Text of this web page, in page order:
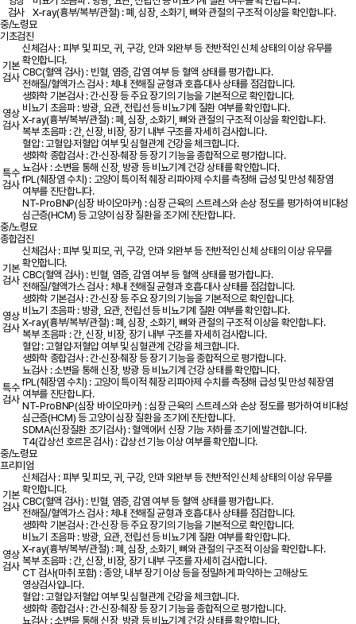
검사
X-ray(흉부/복부/관절) : 폐, 심장, 소화기, 뼈와 관절의 구조적 이상을 확인합니다.
중/노령묘
기초검진
기본
검사
신체검사 : 피부 및 피모, 귀, 구강, 안과 외완부 등 전반적인 신체 상태의 이상 유무를
확인합니다.
CBC(혈액 검사) : 빈혈, 염증, 감염 여부 등 혈액 상태를 평가합니다.
전해질/혈액가스 검사 : 체내 전해질 균형과 호흡·대사 상태를 점검합니다.
생화학 기본검사 : 간·신장 등 주요 장기의 기능을 기본적으로 확인합니다.
영상
검사
비뇨기 초음파 : 방광, 요관, 전립선 등 비뇨기계 질환 여부를 확인합니다.
X-ray(흉부/복부/관절) : 폐, 심장, 소화기, 뼈와 관절의 구조적 이상을 확인합니다.
복부 초음파 : 간, 신장, 비장, 장기 내부 구조를 자세히 검사합니다.
특수
검사
혈압 : 고혈압·저혈압 여부 및 심혈관계 건강을 체크합니다.
생화학 종합검사 : 간·신장·췌장 등 장기 기능을 종합적으로 평가합니다.
뇨검사 : 소변을 통해 신장, 방광 등 비뇨기계 건강 상태를 확인합니다.
fPL(췌장염 수치) : 고양이 특이적 췌장 리파아제 수치를 측정해 급성 및 만성 췌장염
여부를 진단합니다.
NT-ProBNP(심장 바이오마커) : 심장 근육의 스트레스와 손상 정도를 평가하여 비대성
심근증(HCM) 등 고양이 심장 질환을 조기에 진단합니다.
중/노령묘
종합검진
기본
검사
신체검사 : 피부 및 피모, 귀, 구강, 안과 외완부 등 전반적인 신체 상태의 이상 유무를
확인합니다.
CBC(혈액 검사) : 빈혈, 염증, 감염 여부 등 혈액 상태를 평가합니다.
전해질/혈액가스 검사 : 체내 전해질 균형과 호흡·대사 상태를 점검합니다.
생화학 기본검사 : 간·신장 등 주요 장기의 기능을 기본적으로 확인합니다.
영상
검사
비뇨기 초음파 : 방광, 요관, 전립선 등 비뇨기계 질환 여부를 확인합니다.
X-ray(흉부/복부/관절) : 폐, 심장, 소화기, 뼈와 관절의 구조적 이상을 확인합니다.
복부 초음파 : 간, 신장, 비장, 장기 내부 구조를 자세히 검사합니다.
특수
검사
혈압 : 고혈압·저혈압 여부 및 심혈관계 건강을 체크합니다.
생화학 종합검사 : 간·신장·췌장 등 장기 기능을 종합적으로 평가합니다.
뇨검사 : 소변을 통해 신장, 방광 등 비뇨기계 건강 상태를 확인합니다.
fPL(췌장염 수치) : 고양이 특이적 췌장 리파아제 수치를 측정해 급성 및 만성 췌장염
여부를 진단합니다.
NT-ProBNP(심장 바이오마커) : 심장 근육의 스트레스와 손상 정도를 평가하여 비대성
심근증(HCM) 등 고양이 심장 질환을 조기에 진단합니다.
SDMA(신장질환 조기검사) : 혈액에서 신장 기능 저하를 조기에 발견합니다.
T4(갑상선 호르몬 검사) : 갑상선 기능 이상 여부를 확인합니다.
중/노령묘
프리미엄
기본
검사
신체검사 : 피부 및 피모, 귀, 구강, 안과 외완부 등 전반적인 신체 상태의 이상 유무를
확인합니다.
CBC(혈액 검사) : 빈혈, 염증, 감염 여부 등 혈액 상태를 평가합니다.
전해질/혈액가스 검사 : 체내 전해질 균형과 호흡·대사 상태를 점검합니다.
생화학 기본검사 : 간·신장 등 주요 장기의 기능을 기본적으로 확인합니다.
영상
검사
비뇨기 초음파 : 방광, 요관, 전립선 등 비뇨기계 질환 여부를 확인합니다.
X-ray(흉부/복부/관절) : 폐, 심장, 소화기, 뼈와 관절의 구조적 이상을 확인합니다.
복부 초음파 : 간, 신장, 비장, 장기 내부 구조를 자세히 검사합니다.
CT 검사(마취 포함) : 종양, 내부 장기 이상 등을 정밀하게 파악하는 고해상도
영상검사입니다.
혈압 : 고혈압·저혈압 여부 및 심혈관계 건강을 체크합니다.
생화학 종합검사 : 간·신장·췌장 등 장기 기능을 종합적으로 평가합니다.
뇨검사 : 소변을 통해 신장, 방광 등 비뇨기계 건강 상태를 확인합니다.